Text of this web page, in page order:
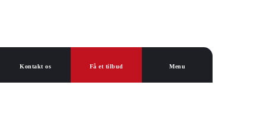
Kontakt os Få et tilbud Menu